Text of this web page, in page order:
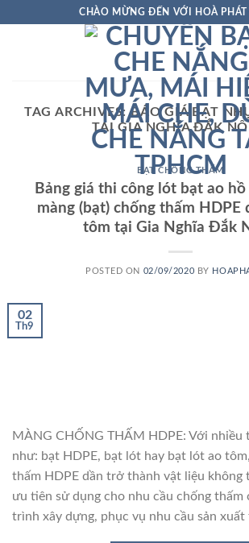
CHÀO MỪNG ĐẾN VỚI HOÀ
TAG ARCHIVES:BÁO GIÁ BẠT
TẠI GIA NGHĨA ĐẮK
BẠT CHỐNG THẤM
Bảng giá thi công lót bạt ao
màng (bạt) chống thấm HDPE
tôm tại Gia Nghĩa Đắk
POSTED ON 02/09/2020 BY
02
Th9
MÀNG CHỐNG THẤM HDPE: Với nhiều
như: bạt HDPE, bạt lót hay bạt lót ao
thấm HDPE dần trở thành vật liệu không
ưu tiên sử dụng cho nhu cầu chống thấm
trình xây dựng, phục vụ nhu cầu sản